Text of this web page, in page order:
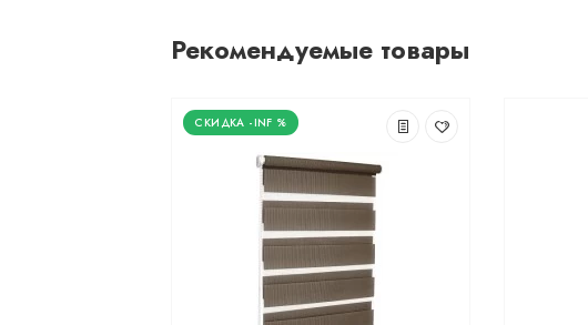
Рекомендуемые товары
-INF %